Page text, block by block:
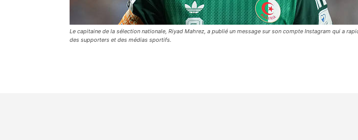
Le capitaine de la sélection nationale, Riyad Mahrez, a publié un message sur son compte Instagram qui a
des supporters et des médias sportifs.